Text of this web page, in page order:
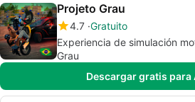
Projeto Grau
4.7 Gratuito
Experiencia de simulación
Grau
Descargar gratis para